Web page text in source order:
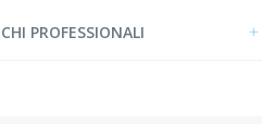
PROFESSIONALI